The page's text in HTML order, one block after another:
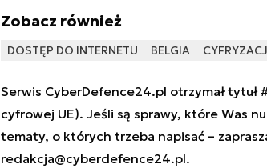
Zobacz również
DOSTĘP DO INTERNETU BELGIA
Serwis CyberDefence24.pl otrzymał tytuł
cyfrowej UE). Jeśli są sprawy, które Was
tematy, o których trzeba napisać –
redakcja@cyberdefence24.pl.